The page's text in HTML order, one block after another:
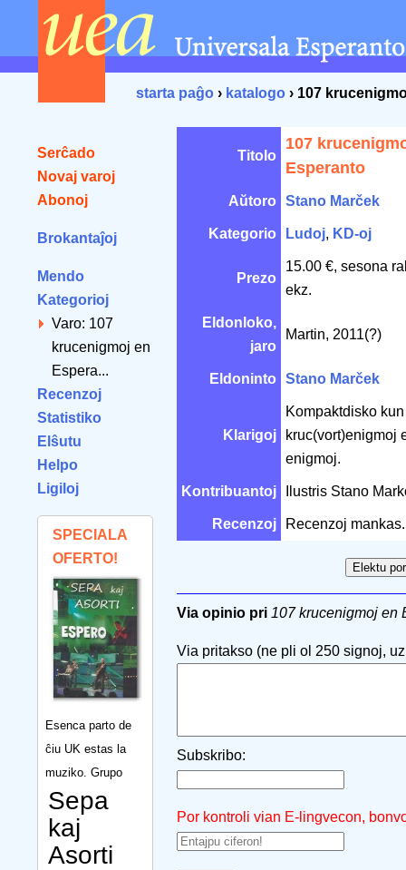
starta paĝo › katalogo › 107
Serĉado
Novaj varoj
Abonoj
Brokantaĵoj
Mendo
Kategorioj
Varo: 107
krucenigmoj en
Espera...
Recenzoj
Statistiko
Elŝutu
Helpo
Ligiloj
SPECIALA
OFERTO!
Esenca parto de
ĉiu UK estas la
muziko. Grupo
Sepa
kaj
Asorti
Titolo
107
Esperanto
Aŭtoro Stano Marček
Kategorio Ludoj, KD-oj
Prezo
15.00 €, sesona
ekz.
Eldonloko,
jaro
Martin, 2011(?)
Eldoninto Stano Marček
Klarigoj
Kompaktdisko
kruc(vort)enigmoj
enigmoj.
Kontribuantoj Ilustris Stano
Recenzoj Recenzoj mankas.
Via opinio pri 107 krucenigmoj en
Via pritakso (ne pli ol 250 signoj,
Subskribo:
Por kontroli vian E-lingvecon,